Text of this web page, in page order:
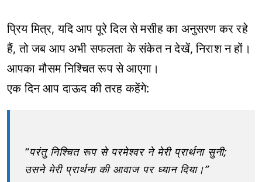
प्रिय मित्र, यदि आप पूरे दिल से मसीह का अनुसरण कर रहे
हैं, तो जब आप अभी सफलता के संकेत न देखें, निराश न हों।
आपका मौसम निश्चित रूप से आएगा।
एक दिन आप दाऊद की तरह कहेंगे:
“परंतु निश्चित रूप से परमेश्वर ने मेरी प्रार्थना सुनी;
उसने मेरी प्रार्थना की आवाज पर ध्यान दिया।”